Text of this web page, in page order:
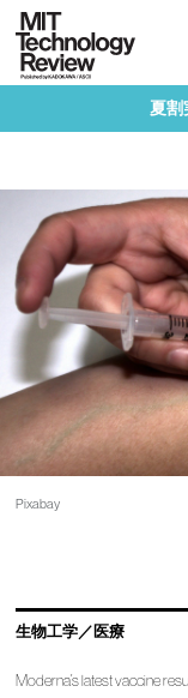
夏割
Pixabay
生物工学／医療
Moderna’s latest vaccine